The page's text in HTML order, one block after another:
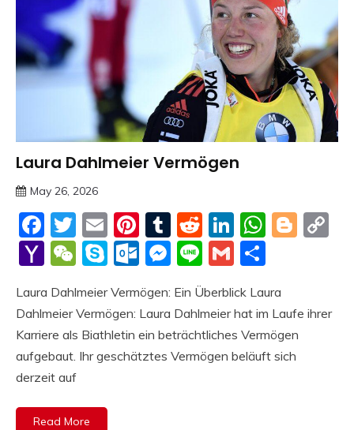
Trends
Laura Dahlmeier Vermögen
May 26, 2026
Facebook
Twitter
EmailPinterest
Tumblr
Reddit
LinkedIn
Yahoo
WeChat
SkypeOutlook.com
Messenger
LineGmail
Laura Dahlmeier Vermögen: Ein Überblick Laura
Dahlmeier Vermögen: Laura Dahlmeier hat im Laufe ihrer
Karriere als Biathletin ein beträchtliches Vermögen
aufgebaut. Ihr geschätztes Vermögen beläuft sich
derzeit auf
Read More